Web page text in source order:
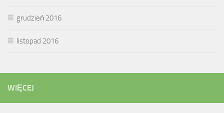
grudzień 2016
listopad 2016
WIĘCEJ